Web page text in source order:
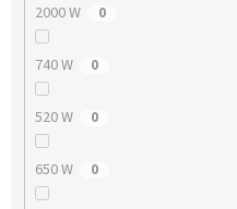
2000 W 0
740 W 0
520 W 0
650 W 0